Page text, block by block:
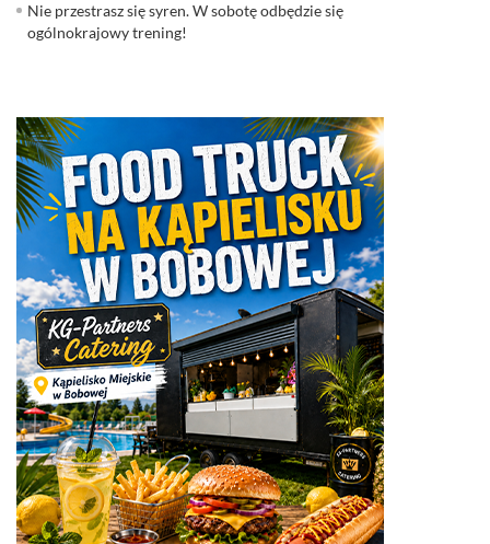
Nie przestrasz się syren. W sobotę odbędzie się
ogólnokrajowy trening!